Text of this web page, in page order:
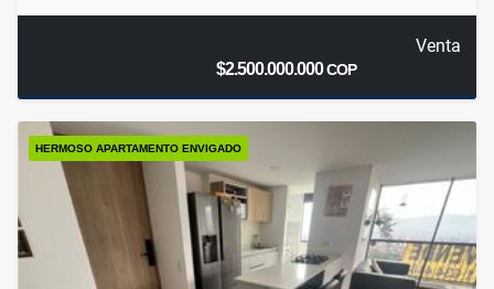
Venta
$2.500.000.000COP
HERMOSO APARTAMENTO ENVIGADO